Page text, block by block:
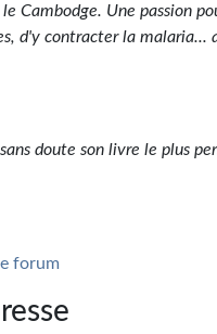
Cambodge. Une passion
d'y contracter la malaria...
doute son livre le plus
forum